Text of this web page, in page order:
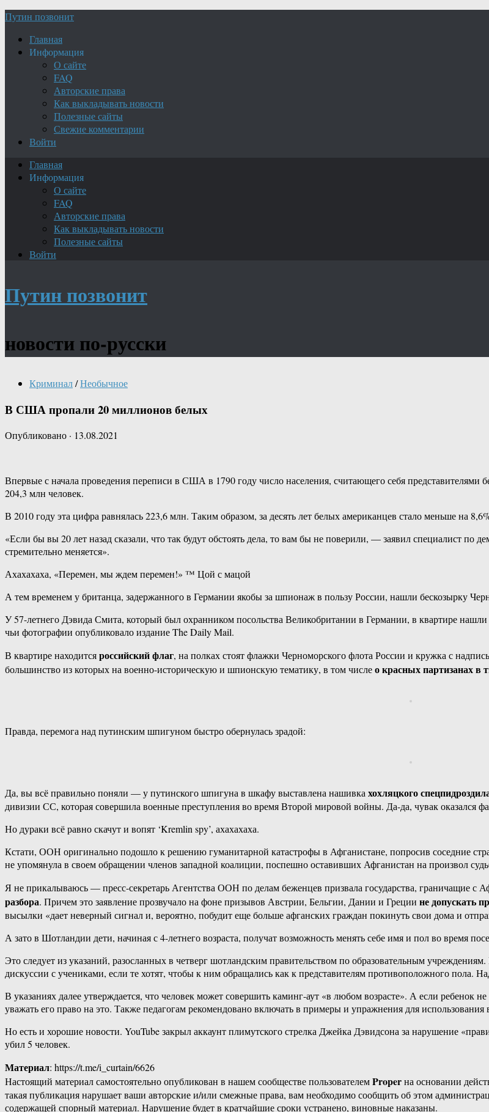
Путин позвонит
Главная
Информация
О сайте
FAQ
Авторские права
Как выкладывать новости
Полезные сайты
Свежие комментарии
Войти
Главная
Информация
О сайте
FAQ
Авторские права
Как выкладывать новости
Полезные сайты
Войти
Путин позвонит
новости по-русски
Криминал/Необычное
В США пропали 20 миллионов белых
Опубликовано · 13.08.2021
Впервые с начала проведения переписи в США в 1790 году число населения, считающего себя представителями
204,3 млн человек.
В 2010 году эта цифра равнялась 223,6 млн. Таким образом, за десять лет белых американцев стало меньше на
«Если бы вы 20 лет назад сказали, что так будут обстоять дела, то вам бы не поверили, — заявил специалист
стремительно меняется».
Ахахахаха, «Перемен, мы ждем перемен!» ™ Цой с мацой
А тем временем у британца, задержанного в Германии якобы за шпионаж в пользу России, нашли бескозырку
У 57-летнего Дэвида Смита, который был охранником посольства Великобритании в Германии, в квартире
чьи фотографии опубликовало издание The Daily Mail.
В квартире находитсяроссийский флаг, на полках стоят флажки Черноморского флота России и кружка с
большинство из которых на военно-историческую и шпионскую тематику, в том числео красных партизанах в
Правда, перемога над путинским шпигуном быстро обернулась зрадой:
Да, вы всё правильно поняли — у путинского шпигуна в шкафу выставлена нашивкахохляцкого
дивизии СС, которая совершила военные преступления во время Второй мировой войны. Да-да, чувак оказался
Но дураки всё равно скачут и вопят ‘Kremlin spy’, ахахахаха.
Кстати, ООН оригинально подошло к решению гуманитарной катастрофы в Афганистане, попросив соседние
не упомянула в своем обращении членов западной коалиции, поспешно оставивших Афганистан на произвол
Я не прикалываюсь — пресс-секретарь Агентства ООН по делам беженцев призвала государства, граничащие с
разбора. Причем это заявление прозвучало на фоне призывов Австрии, Бельгии, Дании и Греции не допускать
высылки «дает неверный сигнал и, вероятно, побудит еще больше афганских граждан покинуть свои дома и
А зато в Шотландии дети, начиная с 4-летнего возраста, получат возможность менять себе имя и пол во время
Это следует из указаний, разосланных в четверг шотландским правительством по образовательным
дискуссии с учениками, если те хотят, чтобы к ним обращались как к представителям противоположного пола.
В указаниях далее утверждается, что человек может совершить каминг-аут «в любом возрасте». А если ребенок
уважать его право на это. Также педагогам рекомендовано включать в примеры и упражнения для
Но есть и хорошие новости. YouTube закрыл аккаунт плимутского стрелка Джейка Дэвидсона за нарушение
убил 5 человек.
Материал: https://t.me/i_curtain/6626
Настоящий материал самостоятельно опубликован в нашем сообществе пользователемProperна основании
такая публикация нарушает ваши авторские и/или смежные права, вам необходимо сообщить об этом
содержащей спорный материал. Нарушение будет в кратчайшие сроки устранено, виновные наказаны.